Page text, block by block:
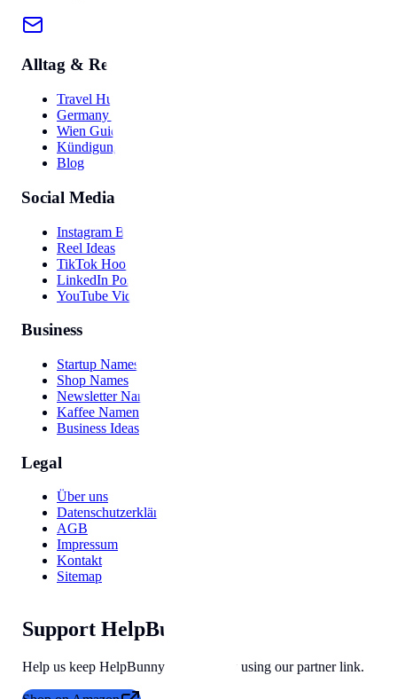
Alltag & Reise
Travel Hub
Germany Guide
Wien Guide
Kündigung
Blog
Social Media
Instagram Bio
Reel Ideas
TikTok Hooks
LinkedIn Post
YouTube Video
Business
Startup Names
Shop Names
Newsletter Names
Kaffee Namen
Business Ideas
Legal
Über uns
Datenschutzerklärung
AGB
Impressum
Kontakt
Sitemap
Support HelpBunny
Help us keep HelpBunny tools free by using our partner link.